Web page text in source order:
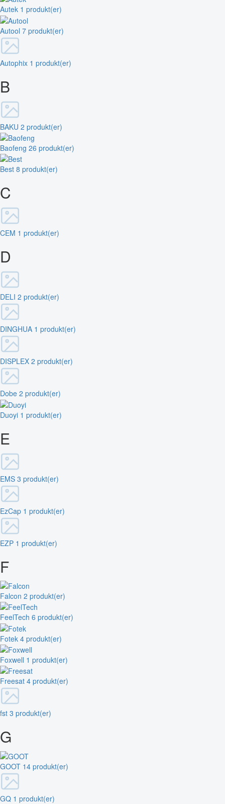
Autek 1 produkt(er)
Autool 7 produkt(er)
Autophix 1 produkt(er)
B
BAKU 2 produkt(er)
Baofeng 26 produkt(er)
Best 8 produkt(er)
C
CEM 1 produkt(er)
D
DELI 2 produkt(er)
DINGHUA 1 produkt(er)
DISPLEX 2 produkt(er)
Dobe 2 produkt(er)
Duoyi 1 produkt(er)
E
EMS 3 produkt(er)
EzCap 1 produkt(er)
EZP 1 produkt(er)
F
Falcon 2 produkt(er)
FeelTech 6 produkt(er)
Fotek 4 produkt(er)
Foxwell 1 produkt(er)
Freesat 4 produkt(er)
fst 3 produkt(er)
G
GOOT 14 produkt(er)
GQ 1 produkt(er)